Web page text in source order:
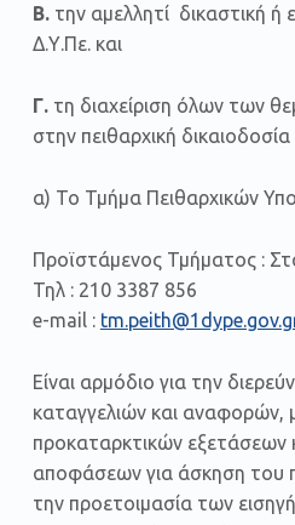
Β.την αμελλητί δικαστική ή
Δ.Υ.Πε. και
Γ.τη διαχείριση όλων των
στην πειθαρχική
α) Το Τμήμα Πειθαρχικών
Προϊστάμενος Τμήματος :
Τηλ : 210 3387 856
e-mail :
Είναι αρμόδιο για την
καταγγελιών και αναφορών,
προκαταρκτικών
αποφάσεων για άσκηση του
την προετοιμασία των